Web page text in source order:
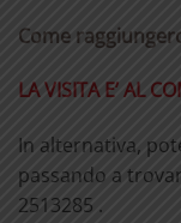
Come
LA VISITA E’ AL
In alternativa,
passando a
2513285 .